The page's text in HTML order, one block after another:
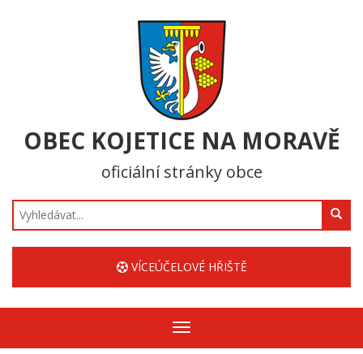
OBEC KOJETICE NA MORAVĚ
oficiální stránky obce
Hledat
VÍCEÚČELOVÉ HŘIŠTĚ
Zobrazit/skrýt
navigaci